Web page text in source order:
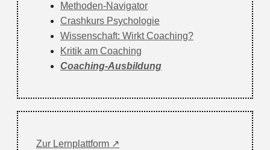
Methoden-Navigator
Crashkurs Psychologie
Wissenschaft: Wirkt Coaching?
Kritik am Coaching
Coaching-Ausbildung
Zur Lernplattform ↗